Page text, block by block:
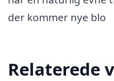
der kommer nye blo
Relaterede